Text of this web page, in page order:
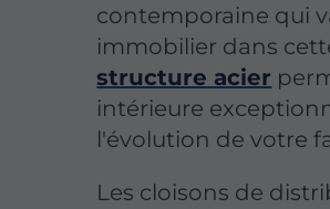
contemporaine qui
immobilier dans
structure acier
intérieure
l'évolution de votre
Les cloisons de